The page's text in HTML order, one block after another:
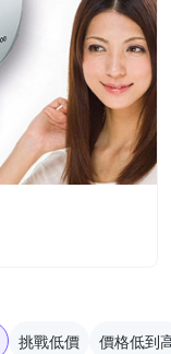
挑戰低價 價格低到